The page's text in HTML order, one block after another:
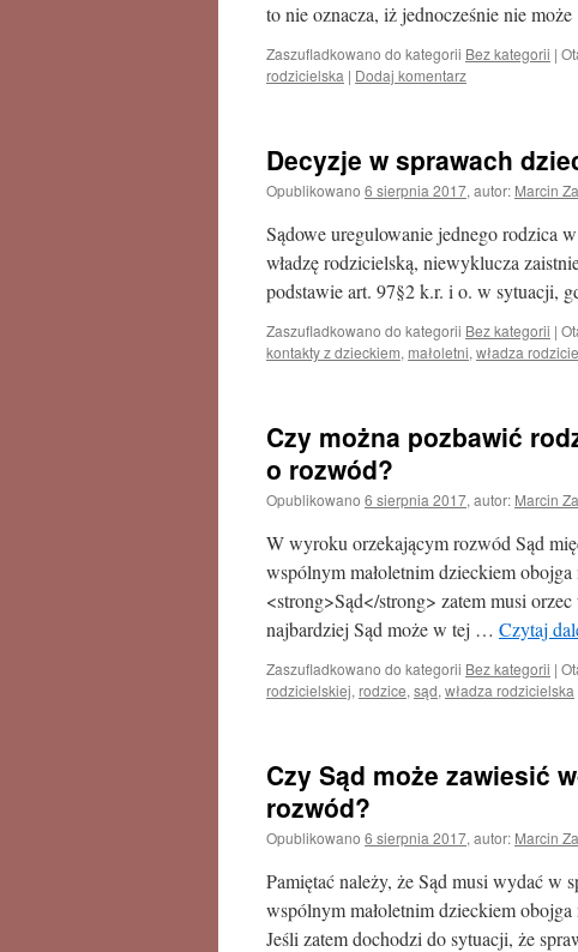
to nie oznacza, iż jednocześnie nie
Zaszufladkowano do kategorii Bez kategorii |
rodzicielska | Dodaj komentarz
Decyzje w sprawach
Opublikowano 6 sierpnia 2017, autor: Marcin
Sądowe uregulowanie jednego rodzica
władzę rodzicielską, niewyklucza
podstawie art. 97§2 k.r. i o. w sytuacji,
Zaszufladkowano do kategorii Bez kategorii |
kontakty z dzieckiem, małoletni, władza
Czy można pozbawić
o rozwód?
Opublikowano 6 sierpnia 2017, autor: Marcin
W wyroku orzekającym rozwód Sąd
wspólnym małoletnim dzieckiem
<strong>Sąd</strong> zatem musi
najbardziej Sąd może w tej … Czytaj
Zaszufladkowano do kategorii Bez kategorii |
rodzicielskiej, rodzice, sąd, władza rodzicielska
Czy Sąd może zawiesić
rozwód?
Opublikowano 6 sierpnia 2017, autor: Marcin
Pamiętać należy, że Sąd musi wydać w
wspólnym małoletnim dzieckiem
Jeśli zatem dochodzi do sytuacji, że